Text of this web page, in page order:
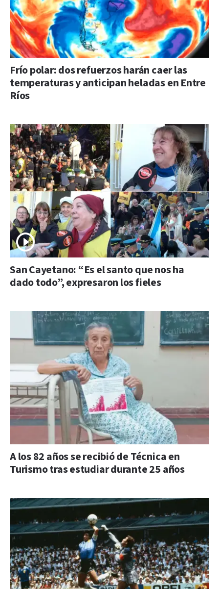
Frío polar: dos refuerzos harán caer las
temperaturas y anticipan heladas en Entre
Ríos
San Cayetano: “Es el santo que nos ha
dado todo”, expresaron los fieles
A los 82 años se recibió de Técnica en
Turismo tras estudiar durante 25 años